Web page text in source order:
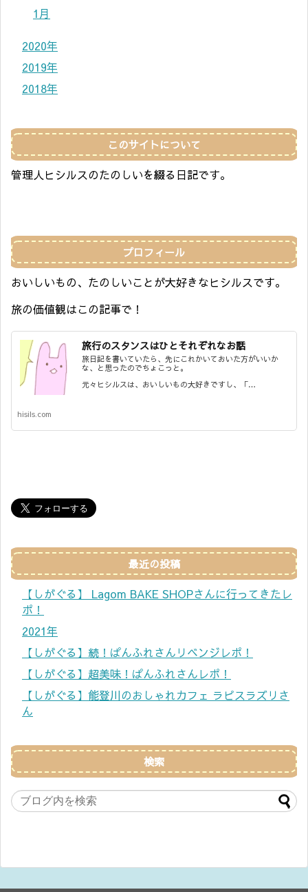
1月
2020年
2019年
2018年
このサイトについて
管理人ヒシルスのたのしいを綴る日記です。
プロフィール
おいしいもの、たのしいことが大好きなヒシルスです。
旅の価値観はこの記事で！
旅行のスタンスはひとそれぞれなお話
旅日記を書いていたら、先にこれかいておいた方がいいか
な、と思ったのでちょこっと。
元々ヒシルスは、おいしいもの大好きですし、「…
hisils.com
最近の投稿
【しがぐる】 Lagom BAKE SHOPさんに行ってきたレ
ポ！
2021年
【しがぐる】続！ぱんふれさんリベンジレポ！
【しがぐる】超美味！ぱんふれさんレポ！
【しがぐる】能登川のおしゃれカフェ ラピスラズリさ
ん
検索